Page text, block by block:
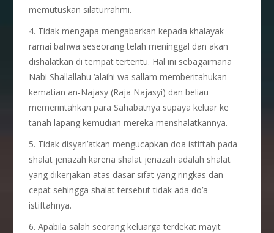
memutuskan silaturrahmi.
4. Tidak mengapa mengabarkan kepada khalayak
ramai bahwa seseorang telah meninggal dan akan
dishalatkan di tempat tertentu. Hal ini sebagaimana
Nabi Shallallahu ‘alaihi wa sallam memberitahukan
kematian an-Najasy (Raja Najasyi) dan beliau
memerintahkan para Sahabatnya supaya keluar ke
tanah lapang kemudian mereka menshalatkannya.
5. Tidak disyari’atkan mengucapkan doa istiftah pada
shalat jenazah karena shalat jenazah adalah shalat
yang dikerjakan atas dasar sifat yang ringkas dan
cepat sehingga shalat tersebut tidak ada do’a
istiftahnya.
6. Apabila salah seorang keluarga terdekat mayit